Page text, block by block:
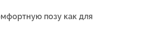
позу как для